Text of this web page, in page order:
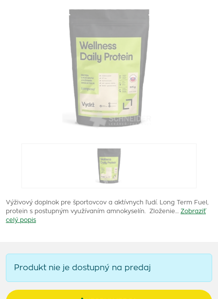
Výživový doplnok pre športovcov a aktívnych ľudí. Long Term Fuel,
protein s postupným využívaním amnokyselín. Zloženie…
Zobraziť
celý popis
Produkt nie je dostupný na predaj